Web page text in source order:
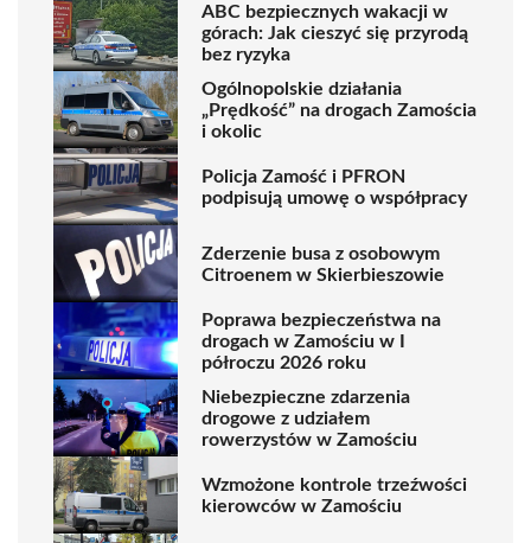
ABC bezpiecznych wakacji w
górach: Jak cieszyć się przyrodą
bez ryzyka
Ogólnopolskie działania
„Prędkość” na drogach Zamościa
i okolic
Policja Zamość i PFRON
podpisują umowę o współpracy
Zderzenie busa z osobowym
Citroenem w Skierbieszowie
Poprawa bezpieczeństwa na
drogach w Zamościu w I
półroczu 2026 roku
Niebezpieczne zdarzenia
drogowe z udziałem
rowerzystów w Zamościu
Wzmożone kontrole trzeźwości
kierowców w Zamościu